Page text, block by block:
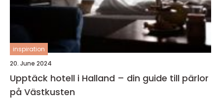
inspiration
20. June 2024
Upptäck hotell i Halland – din guide till pärlor
på Västkusten